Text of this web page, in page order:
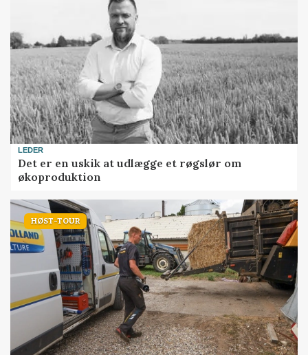
LEDER
Det er en uskik at udlægge et røgslør om
økoproduktion
HØST-TOUR